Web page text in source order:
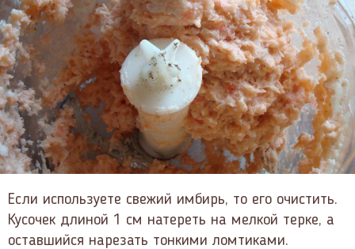
Если используете свежий имбирь, то его очистить.
Кусочек длиной 1 см натереть на мелкой терке, а
оставшийся нарезать тонкими ломтиками.